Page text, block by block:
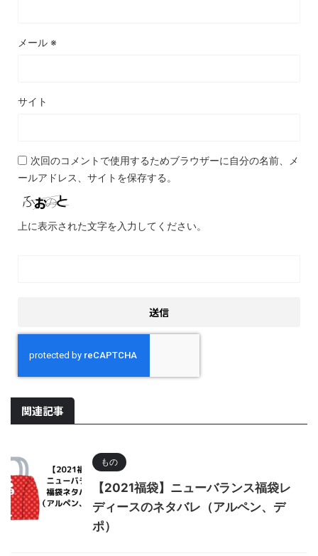
メール ※
サイト
次回のコメントで使用するためブラウザーに自分の名前、メ
ールアドレス、サイトを保存する。
上に表示された文字を入力してください。
関連記事
もの
【2021福袋】ニューバランス福袋レ
ディースのネタバレ（アルペン、デ
ポ）